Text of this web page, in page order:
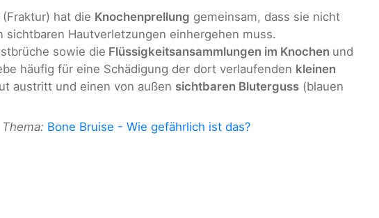
(Fraktur) hat die Knochenprellung gemeinsam, dass sie nicht
sichtbaren Hautverletzungen einhergehen muss.
sowie die Flüssigkeitsansammlungen im Knochen und
häufig für eine Schädigung der dort verlaufenden kleinen
austritt und einen von außen sichtbaren Bluterguss (blauen
Bone Bruise - Wie gefährlich ist das?